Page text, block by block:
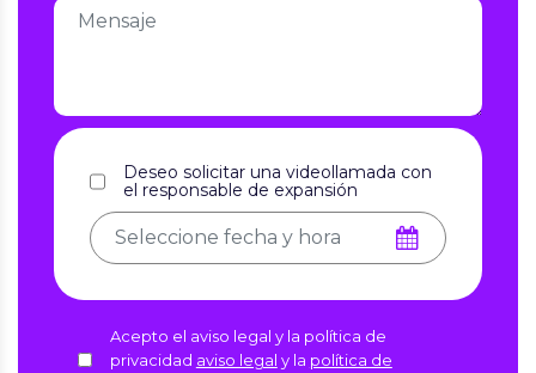
Deseo solicitar una videollamada con
el responsable de expansión
Acepto el aviso legal y la política de
privacidad aviso legal y la política de